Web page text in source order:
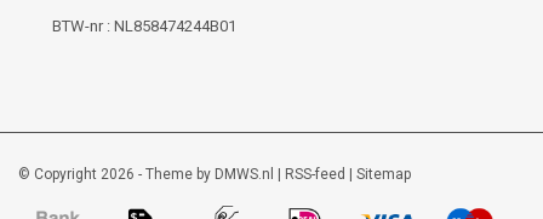
BTW-nr : NL858474244B01
© Copyright 2026 - Theme by DMWS.nl RSS-feed Sitemap